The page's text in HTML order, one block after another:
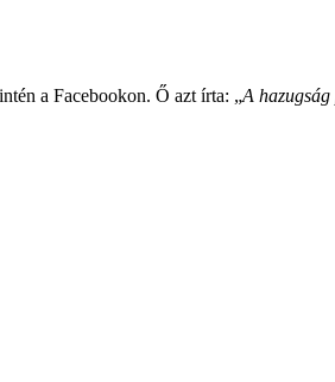
a Facebookon. Ő azt írta: „A